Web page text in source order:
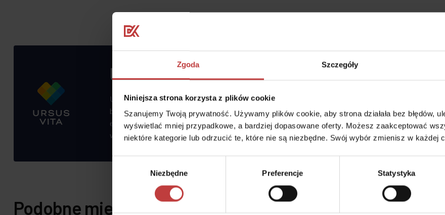
Zgoda Szczegóły
Niniejsza strona korzysta z plików cookie
Szanujemy Twoją prywatność. Używamy plików cookie, aby strona działała bez błędów,
wyświetlać mniej przypadkowe, a bardziej dopasowane oferty. Możesz zaakceptować
niektóre kategorie lub odrzucić te, które nie są niezbędne. Swój wybór zmienisz w każdej
Wybór
Niezbędne Preferencje Statystyka
Ursus Vita
Ursus to dzielnica z bogatą infrastrukturą, która sukcesywnie się rozwija. Mieszkańcy dzielnicy
bezpieczeństwo, zieloną, zadbaną okolicę i najniższe koszty życia w Warszawie. Dzięki bogatej
edukacyjnej i kulturalnej oraz spokojnej, przyjacielskiej atmosferze Ursus zdobywa coraz większą
wśród rodzin.
Podobne mieszkania